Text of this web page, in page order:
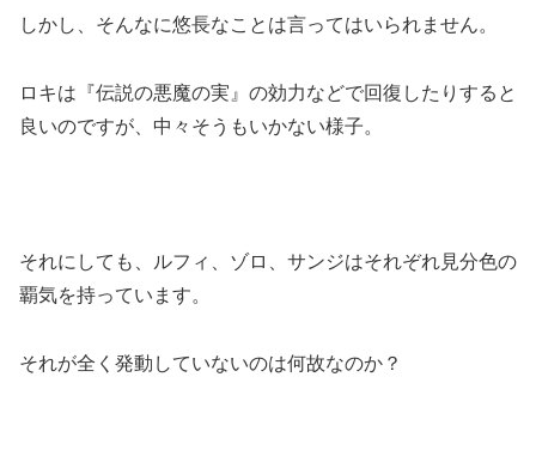
しかし、そんなに悠長なことは言ってはいられません。
ロキは『伝説の悪魔の実』の効力などで回復したりすると
良いのですが、中々そうもいかない様子。
それにしても、ルフィ、ゾロ、サンジはそれぞれ見分色の
覇気を持っています。
それが全く発動していないのは何故なのか？